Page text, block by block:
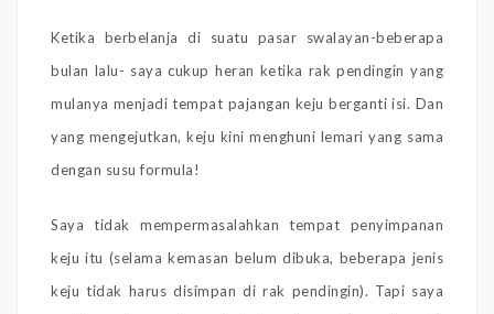
Ketika berbelanja di suatu pasar swalayan-beberapa
bulan lalu- saya cukup heran ketika rak pendingin yang
mulanya menjadi tempat pajangan keju berganti isi. Dan
yang mengejutkan, keju kini menghuni lemari yang sama
dengan susu formula!
Saya tidak mempermasalahkan tempat penyimpanan
keju itu (selama kemasan belum dibuka, beberapa jenis
keju tidak harus disimpan di rak pendingin). Tapi saya